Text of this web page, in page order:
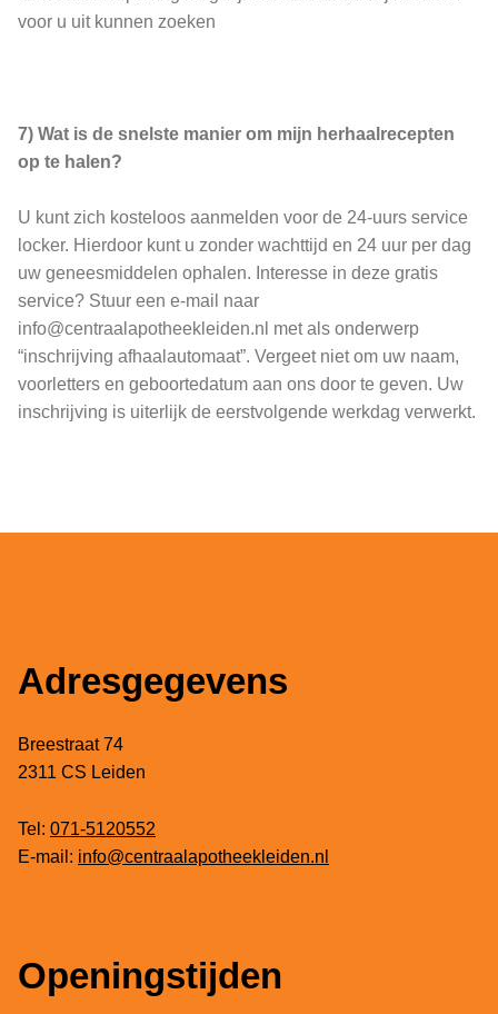
voor u uit kunnen zoeken
7) Wat is de snelste manier om mijn herhaalrecepten
op te halen?
U kunt zich kosteloos aanmelden voor de 24-uurs service
locker. Hierdoor kunt u zonder wachttijd en 24 uur per dag
uw geneesmiddelen ophalen. Interesse in deze gratis
service? Stuur een e-mail naar
info@centraalapotheekleiden.nl met als onderwerp
“inschrijving afhaalautomaat”. Vergeet niet om uw naam,
voorletters en geboortedatum aan ons door te geven. Uw
inschrijving is uiterlijk de eerstvolgende werkdag verwerkt.
Adresgegevens
Breestraat 74
2311 CS Leiden
Tel: 071-5120552
E-mail: info@centraalapotheekleiden.nl
Openingstijden